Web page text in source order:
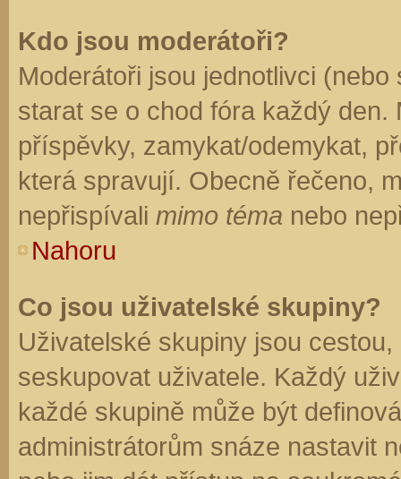
Kdo jsou moderátoři?
Moderátoři jsou jednotlivci
starat se o chod fóra každý
příspěvky, zamykat/odemykat,
která spravují. Obecně řečeno,
nepřispívali mimo téma nebo
Nahoru
Co jsou uživatelské skupiny?
Uživatelské skupiny jsou
seskupovat uživatele. Každý
každé skupině může být
administrátorům snáze nastavit